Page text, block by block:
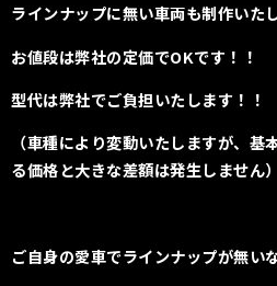
ラインナップに無い車両も制作いた
お値段は弊社の定価でOKです！！
型代は弊社でご負担いたします！！
（車種により変動いたしますが、
る価格と大きな差額は発生しません）
ご自身の愛車でラインナップが無い